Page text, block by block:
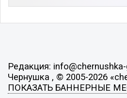
Редакция:
Чернушка , © 2005-2026
ПОКАЗАТЬ БАННЕРНЫЕ